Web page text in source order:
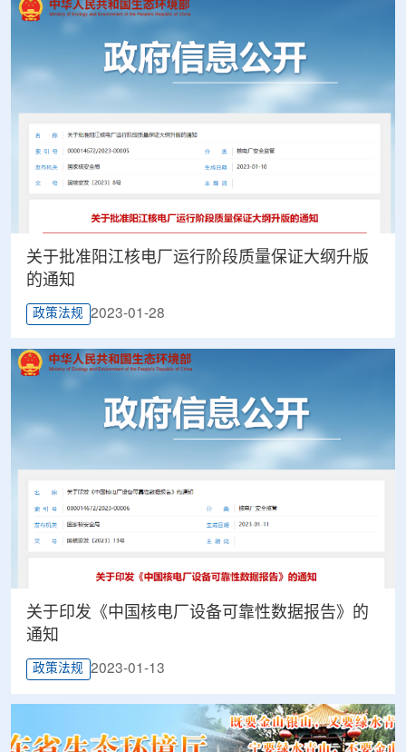
关于批准阳江核电厂运行阶段质量保证大纲升版
的通知
政策法规 2023-01-28
关于印发《中国核电厂设备可靠性数据报告》的
通知
政策法规 2023-01-13